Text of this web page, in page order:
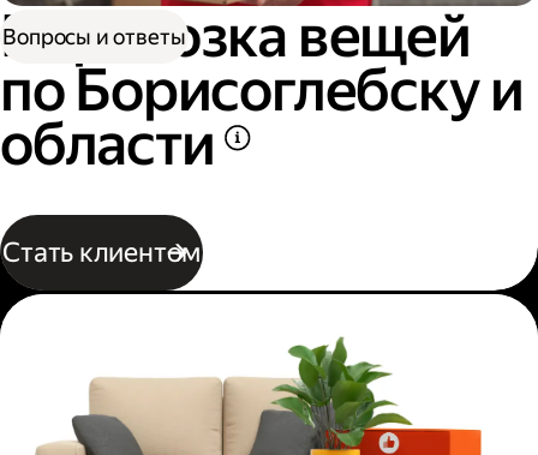
Перевозка вещей
по Борисоглебску и
области
Стать клиентом
Вопросы и ответы